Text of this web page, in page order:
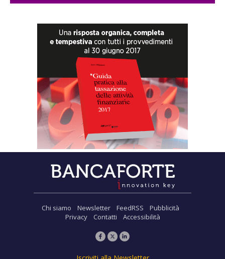
Chi siamo Newsletter FeedRSS
Pubblicità
Privacy
Contatti Accessibilità